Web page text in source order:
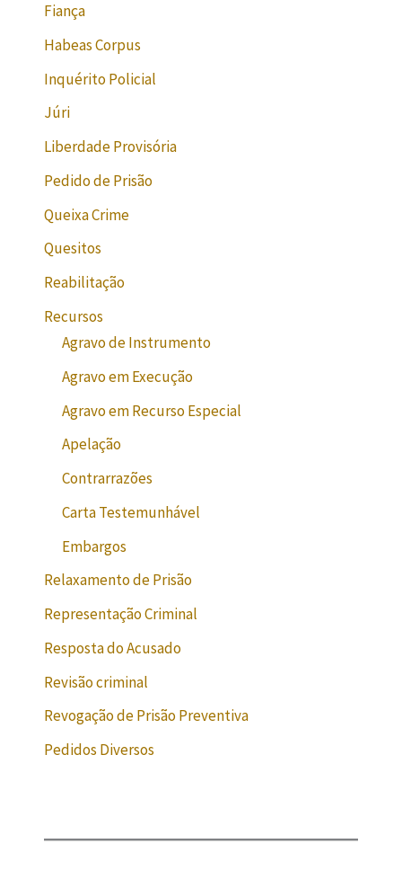
Fiança
Habeas Corpus
Inquérito Policial
Júri
Liberdade Provisória
Pedido de Prisão
Queixa Crime
Quesitos
Reabilitação
Recursos
Agravo de Instrumento
Agravo em Execução
Agravo em Recurso Especial
Apelação
Contrarrazões
Carta Testemunhável
Embargos
Relaxamento de Prisão
Representação Criminal
Resposta do Acusado
Revisão criminal
Revogação de Prisão Preventiva
Pedidos Diversos